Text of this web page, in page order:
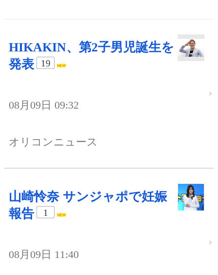
HIKAKIN、第2子男児誕生を
発表
19
08月09日 09:32
オリコンニュース
山崎怜奈 サンジャポで妊娠
報告
1
08月09日 11:40